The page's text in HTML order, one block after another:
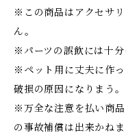
※この商品はアクセサ
ん。
※パーツの誤飲には十分
※ペット用に丈夫に作
破損の原因になりまう。
※万全な注意を払い商
の事故補償は出来かねま